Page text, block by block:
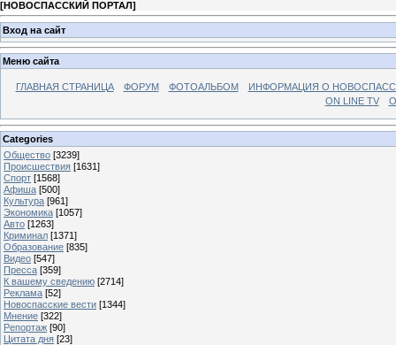
[НОВОСПАССКИЙ ПОРТАЛ]
Вход на сайт
Меню сайта
ГЛАВНАЯ СТРАНИЦА ФОРУМ ФОТОАЛЬБОМ
ИНФОРМАЦИЯ О
ON LINE TV
Categories
Общество [3239]
Происшествия [1631]
Спорт [1568]
Афиша [500]
Культура [961]
Экономика [1057]
Авто [1263]
Криминал [1371]
Образование [835]
Видео [547]
Пресса [359]
К вашему сведению [2714]
Реклама [52]
Новоспасские вести [1344]
Мнение [322]
Репортаж [90]
Цитата дня [23]